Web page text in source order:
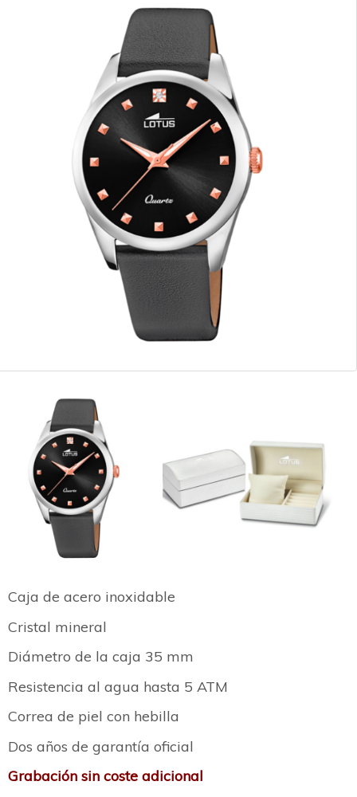
Caja de acero inoxidable
Cristal mineral
Diámetro de la caja 35 mm
Resistencia al agua hasta 5 ATM
Correa de piel con hebilla
Dos años de garantía oficial
Grabación sin coste adicional